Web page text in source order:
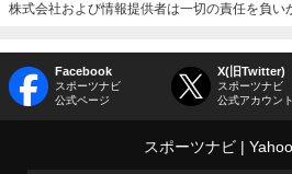
株式会社および情報提供者は一切の責任を負い
Facebook
スポーツナビ
公式ページ
X(旧Twitter)
スポーツナビ
公式アカウント
スポーツナビ